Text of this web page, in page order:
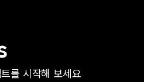
를 시작해 보세요